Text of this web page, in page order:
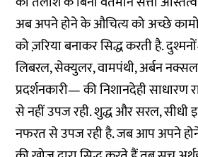
अब अपने होने के औचित्य को अच्छे
को ज़रिया बनाकर सिद्ध करती है.
लिबरल, सेक्युलर, वामपंथी, अर्बन
प्रदर्शनकारी— की निशानदेही
से नहीं उपज रही. शुद्ध और सरल, सीधी
नफरत से उपज रही है. जब आप अपने